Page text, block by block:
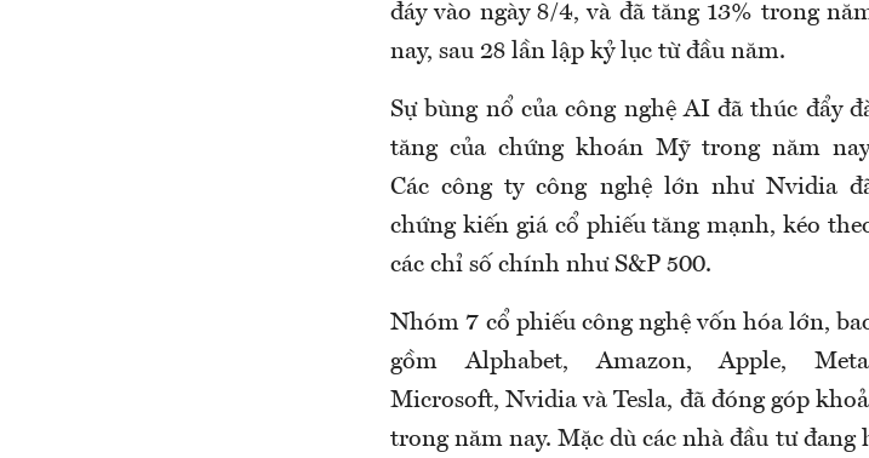
đáy vào ngày 8/4, và đã tăng 13% trong
nay, sau 28 lần lập kỷ lục từ đầu năm.
Sự bùng nổ của công nghệ AI đã thúc đẩy
tăng của chứng khoán Mỹ trong năm
Các công ty công nghệ lớn như Nvidia
chứng kiến giá cổ phiếu tăng mạnh, kéo
các chỉ số chính như S&P 500.
Nhóm 7 cổ phiếu công nghệ vốn hóa lớn,
gồm Alphabet, Amazon, Apple,
Microsoft, Nvidia và Tesla, đã đóng góp
trong năm nay. Mặc dù các nhà đầu tư